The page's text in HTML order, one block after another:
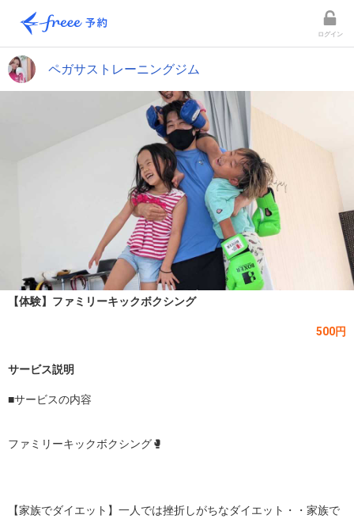
ログイン
ペガサストレーニングジム
【体験】ファミリーキックボクシング
500円
サービス説明
■サービスの内容
ファミリーキックボクシング🥊
【家族でダイエット】一人では挫折しがちなダイエット・・家族で